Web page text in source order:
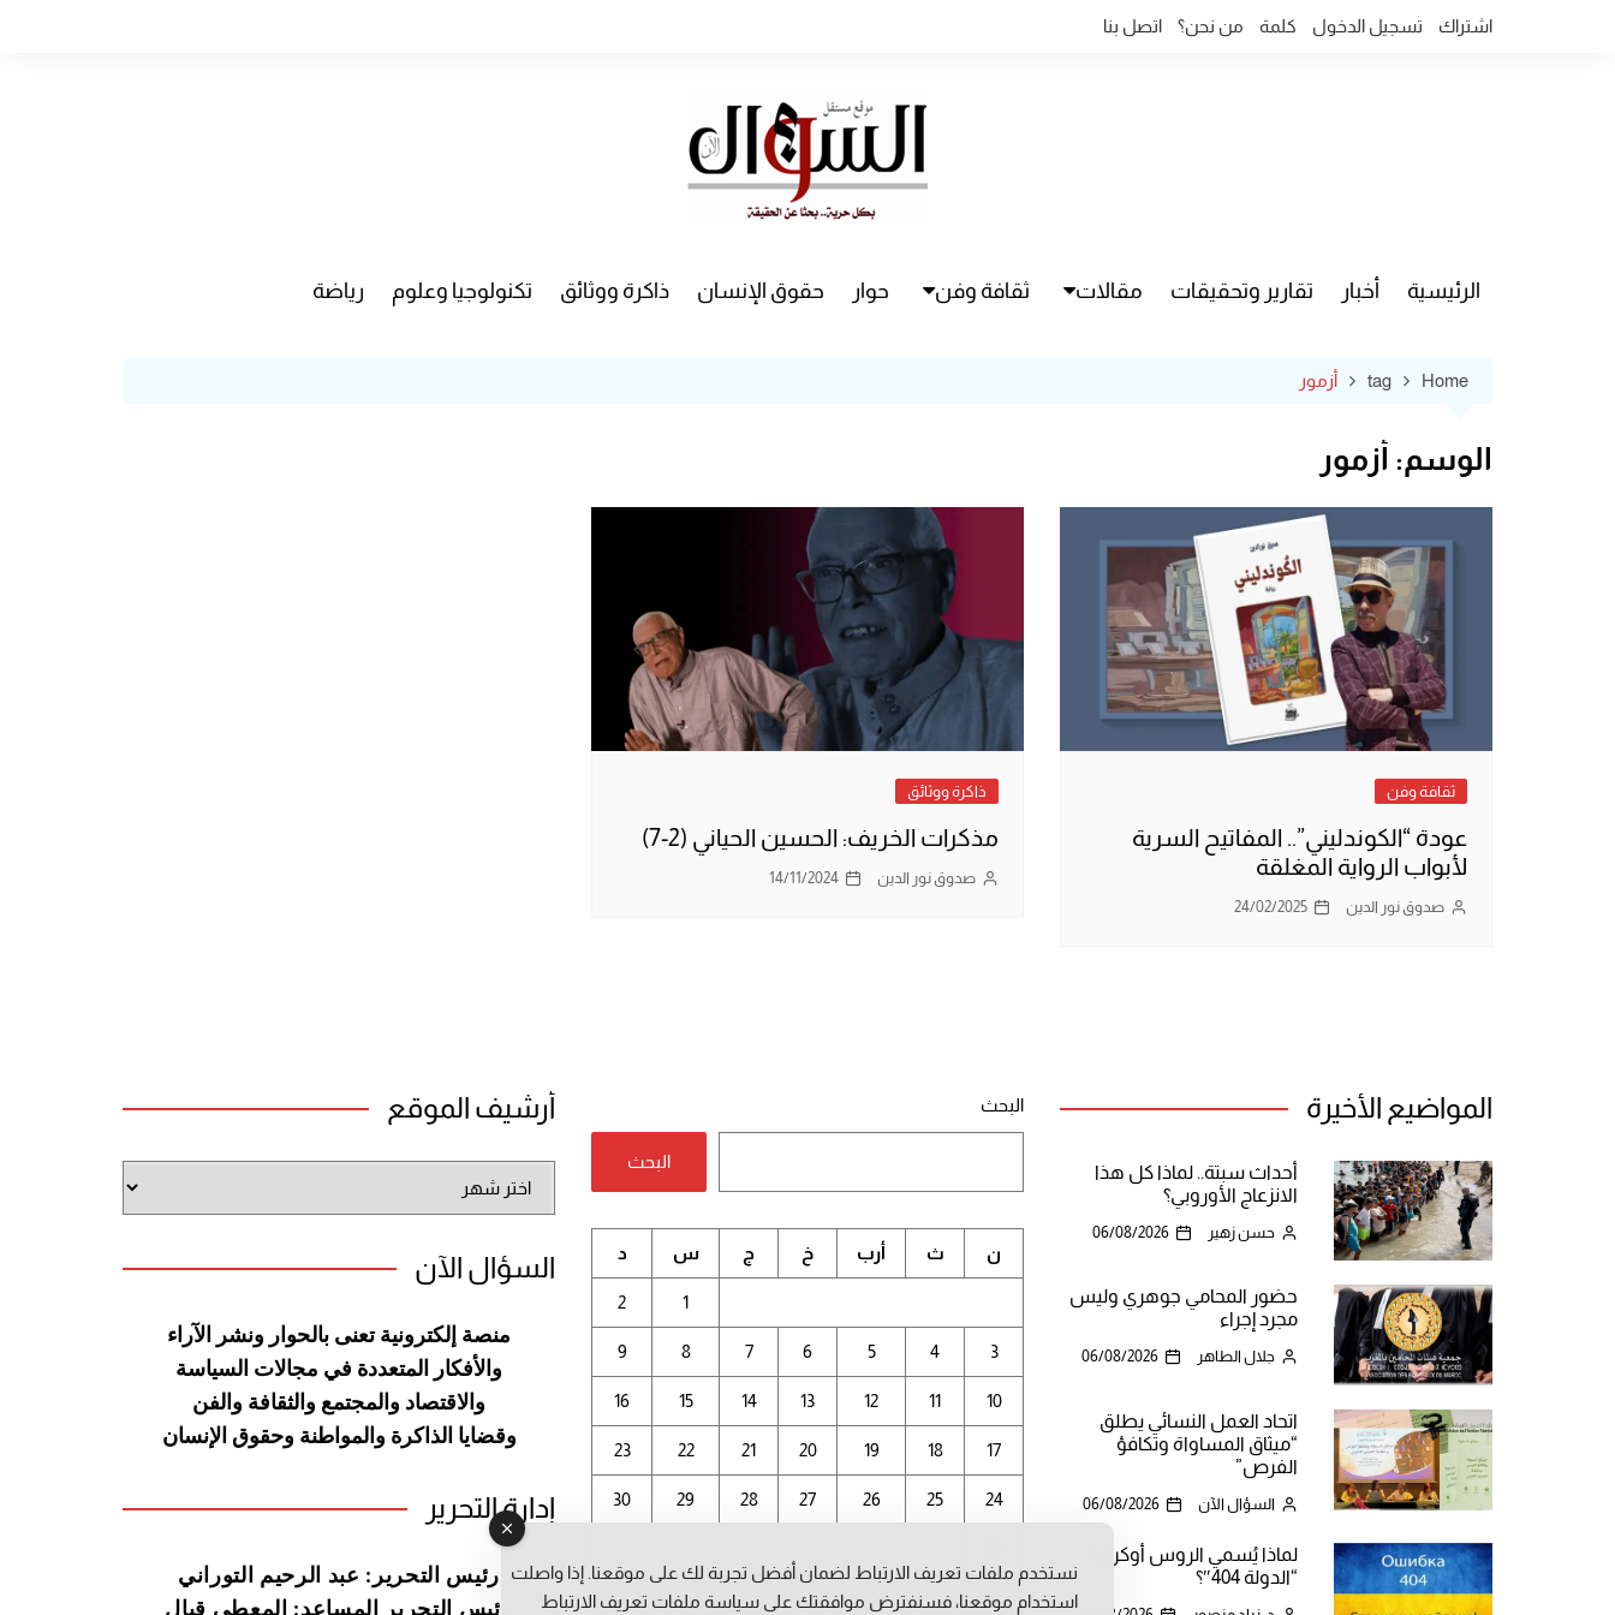
اشتراك تسجيل الدخول كلمة من نحن؟ اتصل بنا
الرئيسية أخبار تقارير وتحقيقات مقالات ثقافة وفن حوار حقوق الإنسان ذاكرة ووثائق تكنولوجيا وعلوم رياضة
Home
tag أزمور
الوسم: أزمور
ثقافة وفن
عودة “الكوندليني”.. المفاتيح السرية
لأبواب الرواية المغلقة
صدوق نور الدين 24/02/2025
ذاكرة ووثائق
مذكرات الخريف: الحسين الحياني (2-7)
صدوق نور الدين 14/11/2024
المواضيع الأخيرة
أحداث سبتة.. لماذا كل هذا
الانزعاج الأوروبي؟
حسن زهير 06/08/2026
حضور المحامي جوهري وليس
مجرد إجراء
جلال الطاهر 06/08/2026
اتحاد العمل النسائي يطلق
“ميثاق المساواة وتكافؤ
الفرص”
السؤال الآن 06/08/2026
لماذا يُسمي الروس أوكرانيا
“الدولة 404″؟
البحث
البحث
أغسطس 2026
ن ث أرب خ ج س د
1
2
3
4
5
6
7
8
9
10
11
12
13
14
15
16
17
18
19
20
21
22
23
24
25
26
27
28
29
30
أرشيف الموقع
الموقع
السؤال الآن
منصة إلكترونية تعنى بالحوار ونشر
الآراء
والأفكار المتعددة في مجالات السياسة
والاقتصاد والمجتمع والثقافة والفن
وقضايا الذاكرة والمواطنة وحقوق الإنسان
إدارة التحرير
رئيس التحرير: عبد الرحيم التوراني
رئيس التحرير المساعد: المعطي قبال
نستخدم ملفات تعريف الارتباط لضمان أفضل تجربة لك على موقعنا. إذا واصلت
استخدام موقعنا، فسنفترض موافقتك على سياسة ملفات تعريف الارتباط